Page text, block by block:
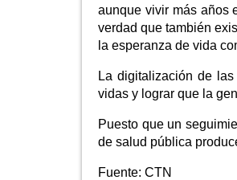
aunque vivir más años
verdad que también
la esperanza de vida
La digitalización de
vidas y lograr que la
Puesto que un
de salud pública
Fuente: CTN